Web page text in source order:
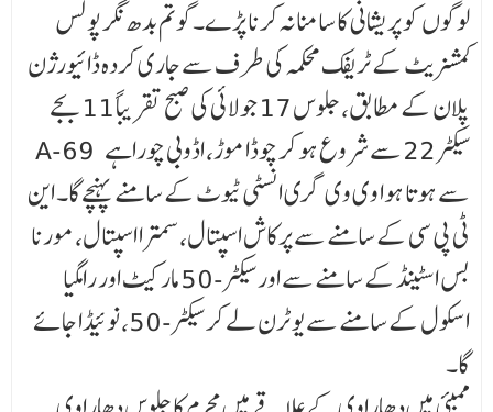
لوگوں کو پریشانی کا سامنا نہ کرنا پڑے۔گوتم بدھ نگر پولس
کمشنریٹ کے ٹریفک محکمہ کی طرف سے جاری کردہ ڈائیورژن
پلان کے مطابق، جلوس 17 جولائی کی صبح تقریباً 11 بجے
A-69 سیکٹر 22 سے شروع ہو کر چوڈا موڑ، اڈوبی چوراہے
سے ہوتا ہوا وی وی گری انسٹی ٹیوٹ کے سامنے پہنچے گا۔ این
ٹی پی سی کے سامنے سے پرکاش اسپتال، سمترا اسپتال، مورنا
بس اسٹینڈ کے سامنے سے اور سیکٹر-50 مارکیٹ اور رامگیا
اسکول کے سامنے سے یو ٹرن لے کر سیکٹر-50، نوئیڈا جائے
گا۔